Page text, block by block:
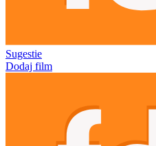
Sugestie
Dodaj film